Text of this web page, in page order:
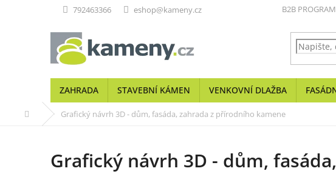
792463366 eshop@kameny.cz B2B PROGRAM
ZAHRADA STAVEBNÍ KÁMEN VENKOVNÍ DLAŽBA
Domů Grafický návrh 3D - dům, fasáda, zahrada z přírodního kamene
Grafický návrh 3D - dům,